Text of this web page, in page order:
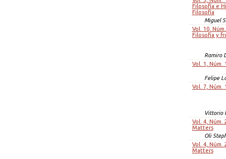
Filosofía e
Filosofía
Miguel
Vol. 10,
Filosofía y
Ramiro
Vol. 1, Núm.
Felipe
Vol. 7, Núm.
Vittorio
Vol. 4, Núm.
Matters
Oli
Vol. 4, Núm.
Matters